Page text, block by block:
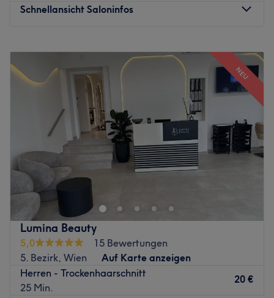
Schnellansicht Saloninfos
–19:00
Mittwoch
Geschlossen
Donnerstag
09:00
19:00
09:00
Samstag
09:00
Sonntag
Geschlossen
Barber Ötzi im 16. Wiener Bezirk ist die richtige Adresse
für alle, die Wert auf präzise Herrenhaarschnitte,
gepflegte Bärte und authentisches Barber-Handwerk
legen. In entspannter und moderner Atmosphäre erwartet
dich ein Barbershop, der traditionelle Techniken mit
aktuellen Trends verbindet und jeden Look individuell auf
deinen Stil abstimmt. Ob klassischer Haarschnitt,
moderner Fade, professionelle Bartpflege oder exakte
Konturen – hier stehen Qualität, Sorgfalt und ein
perfektes Ergebnis im Mittelpunkt. Hochwertige Produkte,
NEU
Lumina Beauty
5,0
15 Bewertungen
5. Bezirk, Wien
Auf Karte anzeigen
Herren - Trockenhaarschnitt
25 Min.
20 €